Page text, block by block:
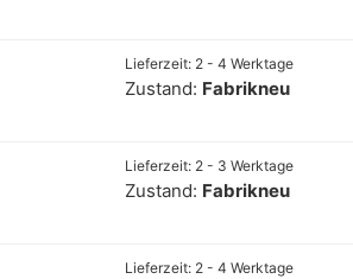
Lieferzeit: 2 - 4 Werktage
Zustand: Fabrikneu
Lieferzeit: 2 - 3 Werktage
Zustand: Fabrikneu
Lieferzeit: 2 - 4 Werktage